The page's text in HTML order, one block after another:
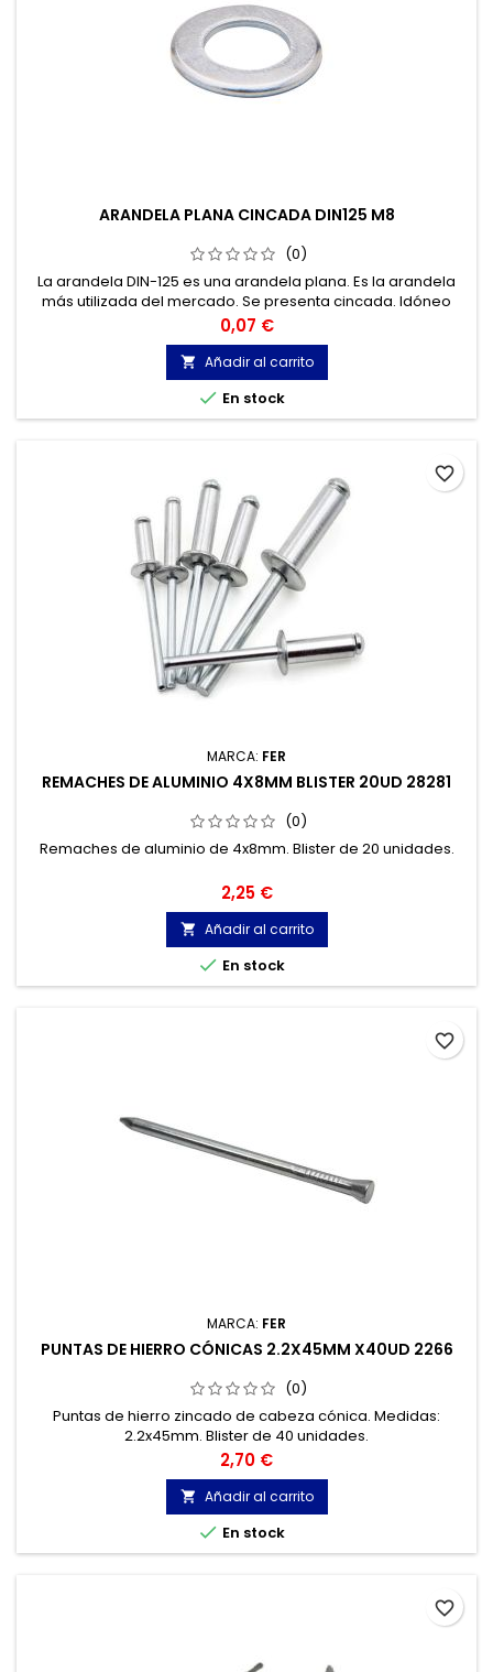
ARANDELA PLANA CINCADA DIN125 M8
(0)
La arandela DIN-125 es una arandela plana. Es la arandela
más utilizada del mercado. Se presenta cincada. Idóneo
para todo tipo de tornillos.
Precio
0,07 €
 Añadir al carrito
 En stock
MARCA: FER
REMACHES DE ALUMINIO 4X8MM BLISTER 20UD 28281
(0)
Remaches de aluminio de 4x8mm. Blister de 20 unidades.
Precio
2,25 €
 Añadir al carrito
 En stock
favorite_border
MARCA: FER
PUNTAS DE HIERRO CÓNICAS 2.2X45MM X40UD 2266
(0)
Puntas de hierro zincado de cabeza cónica. Medidas:
2.2x45mm. Blister de 40 unidades.
Precio
2,70 €
 Añadir al carrito
 En stock
favorite_border
favorite_border